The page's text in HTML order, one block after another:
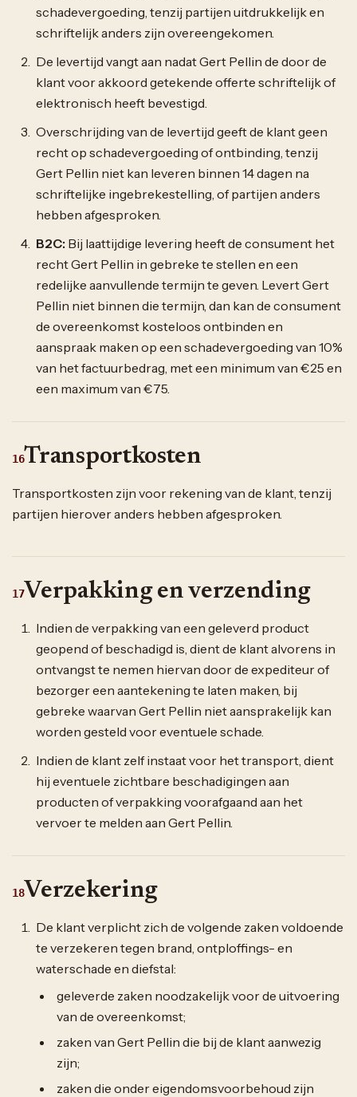
schadevergoeding, tenzij partijen uitdrukkelijk en
schriftelijk anders zijn overeengekomen.
De levertijd vangt aan nadat Gert Pellin de door de
klant voor akkoord getekende offerte schriftelijk of
elektronisch heeft bevestigd.
Overschrijding van de levertijd geeft de klant geen
recht op schadevergoeding of ontbinding, tenzij
Gert Pellin niet kan leveren binnen 14 dagen na
schriftelijke ingebrekestelling, of partijen anders
hebben afgesproken.
B2C: Bij laattijdige levering heeft de consument het
recht Gert Pellin in gebreke te stellen en een
redelijke aanvullende termijn te geven. Levert Gert
Pellin niet binnen die termijn, dan kan de consument
de overeenkomst kosteloos ontbinden en
aanspraak maken op een schadevergoeding van 10%
van het factuurbedrag, met een minimum van €25 en
een maximum van €75.
16Transportkosten
Transportkosten zijn voor rekening van de klant, tenzij
partijen hierover anders hebben afgesproken.
17Verpakking en verzending
Indien de verpakking van een geleverd product
geopend of beschadigd is, dient de klant alvorens in
ontvangst te nemen hiervan door de expediteur of
bezorger een aantekening te laten maken, bij
gebreke waarvan Gert Pellin niet aansprakelijk kan
worden gesteld voor eventuele schade.
Indien de klant zelf instaat voor het transport, dient
hij eventuele zichtbare beschadigingen aan
producten of verpakking voorafgaand aan het
vervoer te melden aan Gert Pellin.
18Verzekering
De klant verplicht zich de volgende zaken voldoende
te verzekeren tegen brand, ontploffings- en
waterschade en diefstal:
geleverde zaken noodzakelijk voor de uitvoering
van de overeenkomst;
zaken van Gert Pellin die bij de klant aanwezig
zijn;
zaken die onder eigendomsvoorbehoud zijn